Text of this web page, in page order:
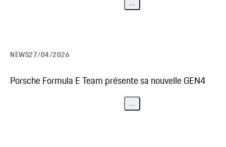
...
NEWS27/04/2026
Porsche Formula E Team présente sa nouvelle GEN4
...